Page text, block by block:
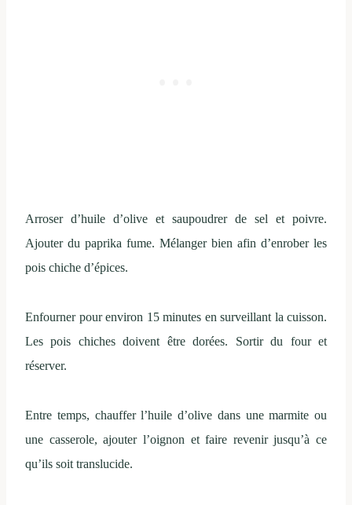
Arroser d’huile d’olive et saupoudrer de sel et poivre.
Ajouter du paprika fume. Mélanger bien afin d’enrober les
pois chiche d’épices.
Enfourner pour environ 15 minutes en surveillant la cuisson.
Les pois chiches doivent être dorées. Sortir du four et
réserver.
Entre temps, chauffer l’huile d’olive dans une marmite ou
une casserole, ajouter l’oignon et faire revenir jusqu’à ce
qu’ils soit translucide.